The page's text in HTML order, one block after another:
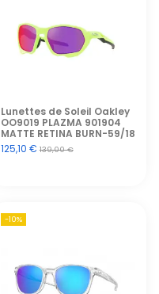
Lunettes de Soleil Oakley
OO9019 PLAZMA 901904
MATTE RETINA BURN-59/18
125,10 €139,00 €
-10%